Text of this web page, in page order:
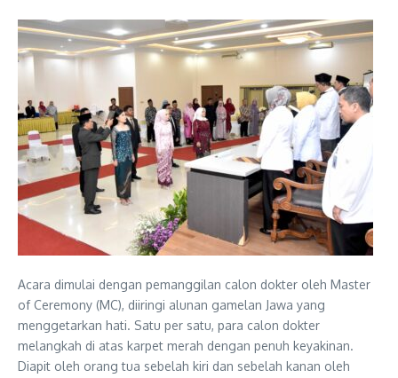
Acara dimulai dengan pemanggilan calon dokter oleh Master
of Ceremony (MC), diiringi alunan gamelan Jawa yang
menggetarkan hati. Satu per satu, para calon dokter
melangkah di atas karpet merah dengan penuh keyakinan.
Diapit oleh orang tua sebelah kiri dan sebelah kanan oleh